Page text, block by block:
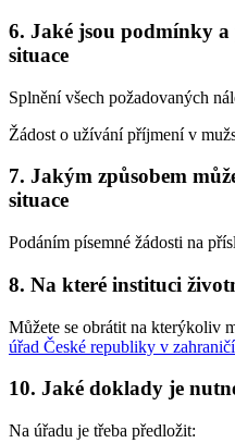
6. Jaké jsou podmínky
situace
Splnění všech požadovaných
Žádost o užívání příjmení v
7. Jakým způsobem
situace
Podáním písemné žádosti na
8. Na které instituci
Můžete se obrátit na kterýkoliv
úřad České republiky v zahraničí
10. Jaké doklady je
Na úřadu je třeba předložit: